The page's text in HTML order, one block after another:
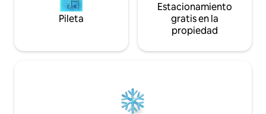
Pileta
Estacionamiento
gratis en la
propiedad